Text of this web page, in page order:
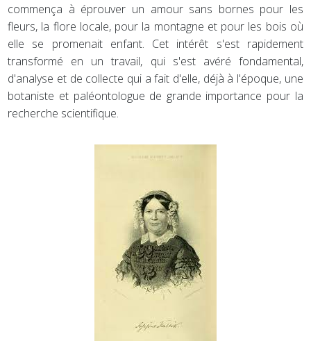
commença à éprouver un amour sans bornes pour les
fleurs, la flore locale, pour la montagne et pour les bois où
elle se promenait enfant. Cet intérêt s'est rapidement
transformé en un travail, qui s'est avéré fondamental,
d'analyse et de collecte qui a fait d'elle, déjà à l'époque, une
botaniste et paléontologue de grande importance pour la
recherche scientifique.